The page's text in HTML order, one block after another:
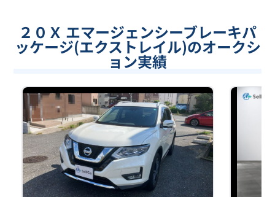
２０Ｘ エマージェンシーブレーキパ
ッケージ(エクストレイル)のオークシ
ョン実績